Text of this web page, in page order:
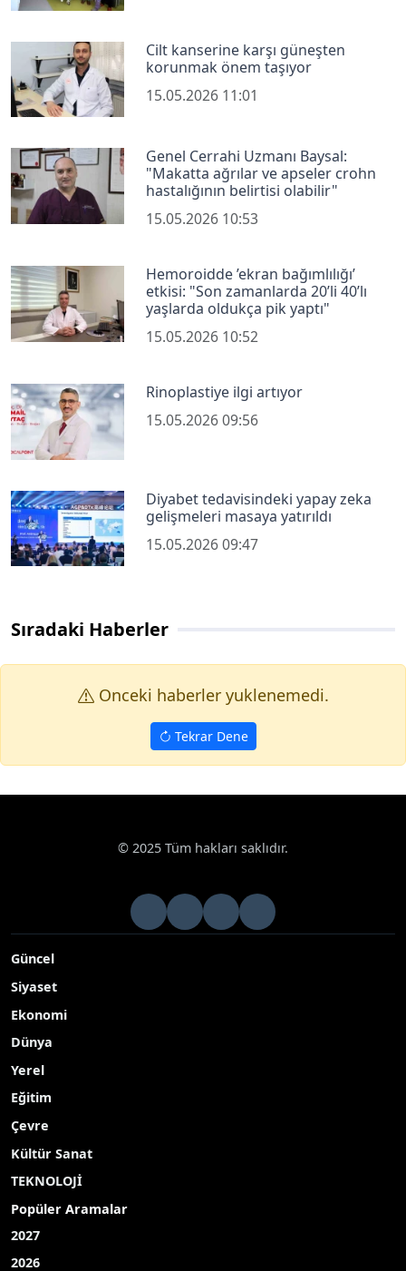
Cilt kanserine karşı güneşten
korunmak önem taşıyor
15.05.2026 11:01
Genel Cerrahi Uzmanı Baysal:
"Makatta ağrılar ve apseler crohn
hastalığının belirtisi olabilir"
15.05.2026 10:53
Hemoroidde ’ekran bağımlılığı’
etkisi: "Son zamanlarda 20’li 40’lı
yaşlarda oldukça pik yaptı"
15.05.2026 10:52
Rinoplastiye ilgi artıyor
15.05.2026 09:56
Diyabet tedavisindeki yapay zeka
gelişmeleri masaya yatırıldı
15.05.2026 09:47
Sıradaki Haberler
Onceki haberler yuklenemedi.
Tekrar Dene
Sağlık Ağrılarından kapalı ameliyatla kurtuldu
Manisa’da şiddetli ağrı şikayetiyle hastaneye başvuran Havva
Ulukan, Manisa Şehir Hastanesi’nde gerçekleştirilen başarılı
operasyonu gerçekleştiren ekibin klinik çalışmaları ise ulusal
kongrede ödüllendirildi
Yayınlanma Tarihi: 15.05.2026 11:16